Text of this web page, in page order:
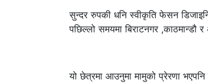
सुन्दर रुपकी धनि स्वीकृति फेसन
पछिल्लो समयमा बिराटनगर
यो छेत्रमा आउनुमा मामुको प्रेरणा